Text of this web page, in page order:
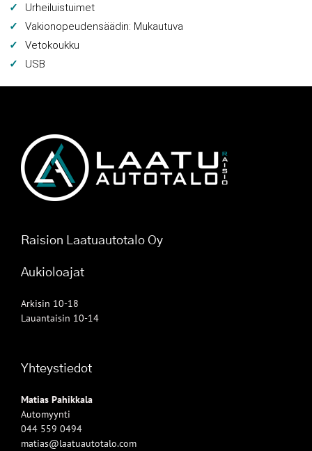
Urheiluistuimet
Vakionopeudensäädin: Mukautuva
Vetokoukku
USB
Raision Laatuautotalo Oy
Aukioloajat
Arkisin 10-18
Lauantaisin 10-14
Yhteystiedot
Matias Pahikkala
Automyynti
044 559 0494
matias@laatuautotalo.com